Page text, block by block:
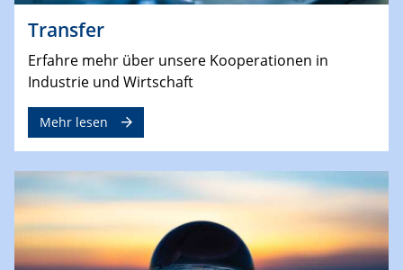
Transfer
Erfahre mehr über unsere Kooperationen in
Industrie und Wirtschaft
Mehr lesen